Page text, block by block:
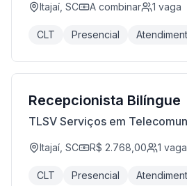
Itajaí, SC A combinar 1 vaga
CLT Presencial
Recepcionista Bilíngue
TLSV Serviços em
Itajaí, SC R$ 2.768,00 1 vaga
CLT Presencial